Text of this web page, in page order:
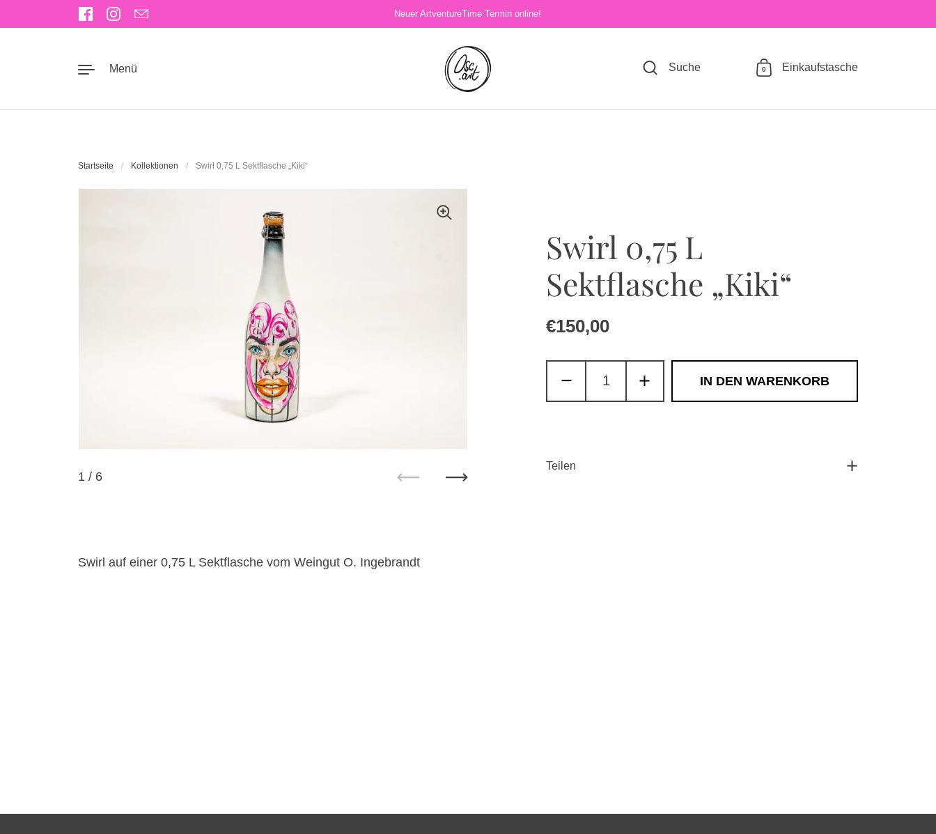
Zum Inhalt springen
Facebook
Instagram
Email
Neuer ArtventureTime Termin online!
Menü Suche 0 Einkaufstasche
Startseite / Kollektionen / Swirl 0,75 L Sektflasche „Kiki“
Swirl 0,75 L
Sektflasche „Kiki“
Regulärer Preis
€150,00
IN DEN WARENKORB
Teilen
1 / 6
Weiter
Swirl auf einer 0,75 L Sektflasche vom Weingut O. Ingebrandt